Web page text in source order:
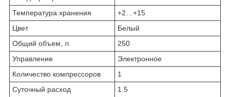
Температура хранения
+2…+15
Цвет
Белый
Общий объем, л
250
Управление
Электронное
Количество компрессоров
1
Суточный расход
1.5